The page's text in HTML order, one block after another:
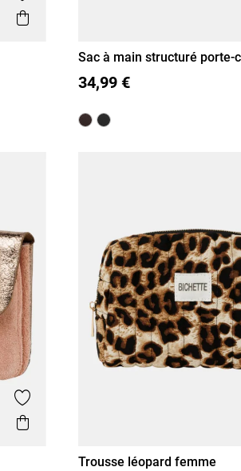
Ajouter aux favoris
Aperçu rapide
T U
Sac à main structuré porte-
34,99 €
Ajouter aux favoris
Aperçu rapide
Trousse léopard femme